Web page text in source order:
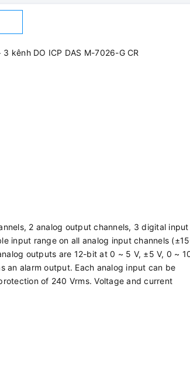
kênh DO ICP DAS M-7026-G CR
2 analog output channels, 3 digital input
input range on all analog input channels
outputs are 12-bit at 0 ~ 5 V, ±5 V, 0 ~
an alarm output. Each analog input can be
of 240 Vrms. Voltage and current